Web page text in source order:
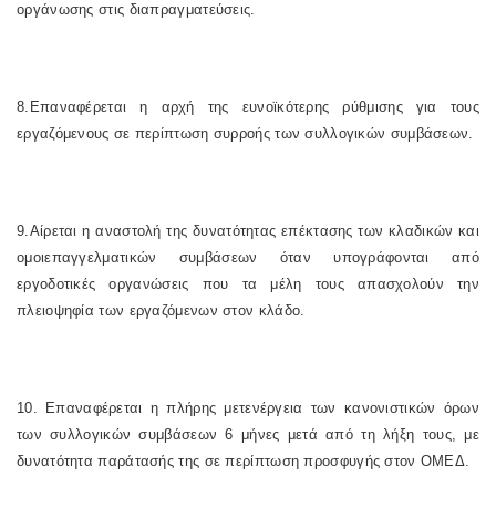
οργάνωσης στις διαπραγματεύσεις.
8.Επαναφέρεται η αρχή της ευνοϊκότερης ρύθμισης για τους
εργαζόμενους σε περίπτωση συρροής των συλλογικών συμβάσεων.
9.Αίρεται η αναστολή της δυνατότητας επέκτασης των κλαδικών και
ομοιεπαγγελματικών συμβάσεων όταν υπογράφονται από
εργοδοτικές οργανώσεις που τα μέλη τους απασχολούν την
πλειοψηφία των εργαζόμενων στον κλάδο.
10. Επαναφέρεται η πλήρης μετενέργεια των κανονιστικών όρων
των συλλογικών συμβάσεων 6 μήνες μετά από τη λήξη τους, με
δυνατότητα παράτασής της σε περίπτωση προσφυγής στον ΟΜΕΔ.